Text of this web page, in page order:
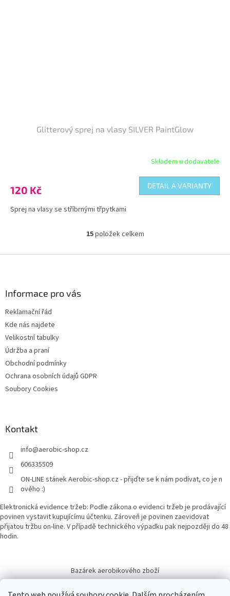
Glitterový sprej na vlasy SILVER PaintGlow
Skladem u dodavatele
120 Kč DETAIL A VARIANTY
Sprej na vlasy se stříbrnými třpytkami
O
l
15položek celkem
Informace pro vás
Reklamační řád
Kde nás najdete
Velikostní tabulky
Údržba a praní
Obchodní podmínky
Ochrana osobních údajů GDPR
Soubory Cookies
Kontakt
info@aerobic-shop.cz
606335509
ON-LINE stánek Aerobic-shop.cz - přijďte se k nám podívat, co je n
ového :)
Elektronická evidence tržeb: Podle zákona o evidenci tržeb je prodávající
povinen vystavit kupujícímu účtenku. Zároveň je povinen zaevidovat
přijatou tržbu on-line. V případě technického výpadku pak nejpozději do 48
hodin.
Bazárek aerobikového zboží